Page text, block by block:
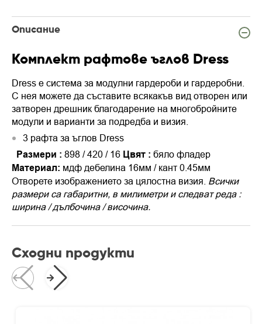
Описание
Комплект рафтове ъглов Dress
Dress е система за модулни гардероби и гардеробни.
С нея можете да съставите всякакъв вид отворен или
затворен дрешник благодарение на многобройните
модули и варианти за подредба и визия.
3 рафта за ъглов Dress
Размери : 898/ 420 / 16 Цвят : бяло фладер
Материал: мдф дебелина 16мм / кант 0.45мм
Отворете изображението за цялостна визия. Всички
размери са габаритни, в милиметри и следват реда :
ширина / дълбочина / височина.
Сходни продукти